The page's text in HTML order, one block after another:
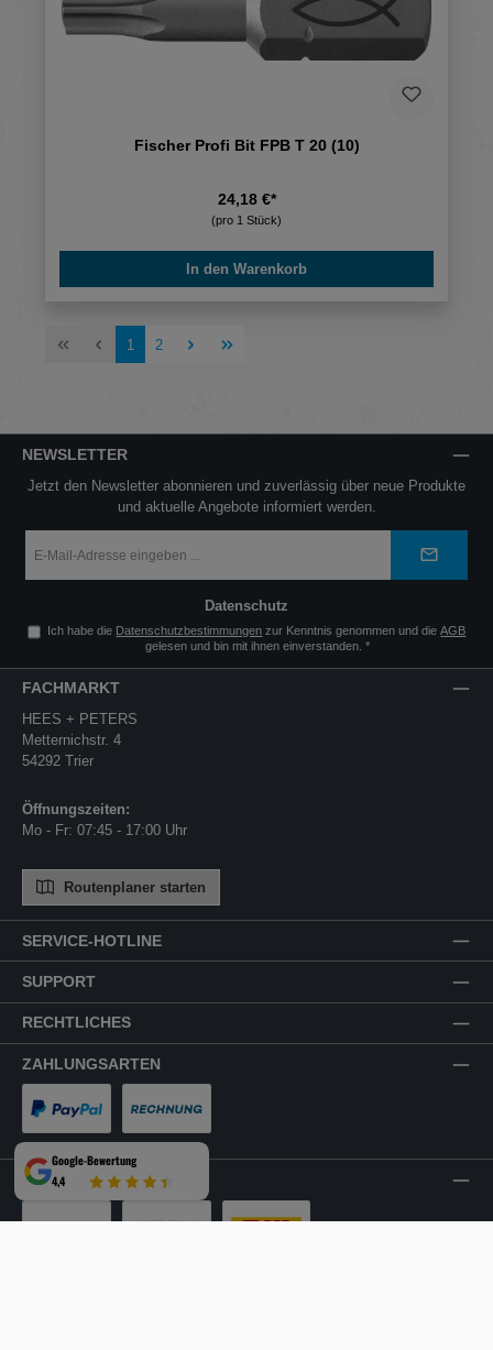
Fischer Profi Bit FPB T 20 (10)
24,18 €*
(pro 1 Stück)
In den Warenkorb
Seite
1 Seite
2
NEWSLETTER
Jetzt den Newsletter abonnieren und zuverlässig über neue Produkte
und aktuelle Angebote informiert werden.
Mail-
*
Datenschutz
Ich habe die Datenschutzbestimmungen zur Kenntnis genommen und dieAGB
gelesen und bin mit ihnen einverstanden. *
SERVICE-HOTLINE
SUPPORT
RECHTLICHES
ZAHLUNGSARTEN
PayPal Rechnung
VERSANDARTEN
FACHMARKT
HEES + PETERS
Metternichstr. 4
54292 Trier
Öffnungszeiten:
Mo - Fr: 07:45 - 17:00 Uhr
Routenplaner starten
Google-Bewertung
4,4